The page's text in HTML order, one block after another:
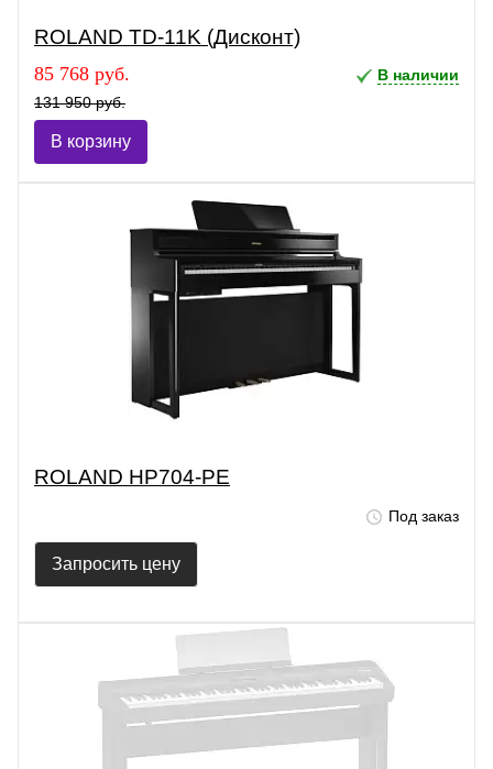
ROLAND TD-11K (Дисконт)
85 768 руб.
131 950 руб.
В наличии
В корзину
ROLAND HP704-PE
Под заказ
Запросить цену